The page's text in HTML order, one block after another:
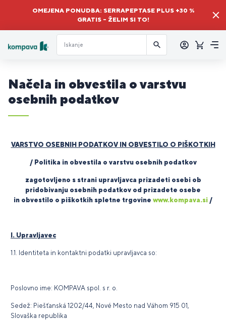
OMEJENA PONUDBA: SERRAPEPTASE PLUS +30 %
GRATIS – ŽELIM SI TO!
Načela in obvestila o varstvu
osebnih podatkov
VARSTVO OSEBNIH PODATKOV IN OBVESTILO O PIŠKOTKIH
/ Politika in obvestila o varstvu osebnih podatkov
zagotovljeno s strani upravljavca prizadeti osebi ob
pridobivanju osebnih podatkov od prizadete osebe
in obvestilo o piškotkih spletne trgovine www.kompava.si /
I. Upravljavec
1.1. Identiteta in kontaktni podatki upravljavca so:
Poslovno ime: KOMPAVA spol. s r. o.
Sedež: Piešťanská 1202/44, Nové Mesto nad Váhom 915 01,
Slovaška republika